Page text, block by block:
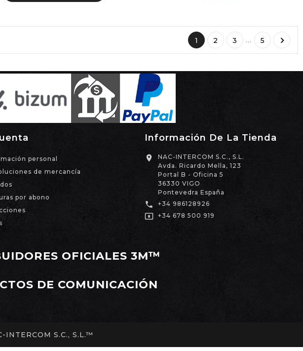
1 2 3 … 5 
personal
de mercancía
por abono
Información De La Tienda

NAC-INTERCOM S.C., S.L.
Avda. Ricardo Mella, 123
Portal B - Oficina 5
36330 VIGO
Pontevedra España
 +34 986128926
 +34 678 500 919
OFICIALES 3M™
DE COMUNICACIÓN
S.C., S.L.™